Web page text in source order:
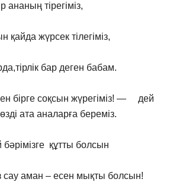
ананың тірегіміз,
жүрсек тілегіміз,
бар деген бабам.
соқсын жүрегіміз! — дей
ата аналарға береміз.
құтты болсын
аман – есен мықты болсын!